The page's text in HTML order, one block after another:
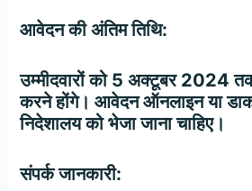
आवेदन की अंतिम तिथि:
उम्मीदवारों को 5अक्टूबर2024
करने होंगे। आवेदन ऑनलाइन या डाक
निदेशालय को भेजा जाना चाहिए।
संपर्क जानकारी: